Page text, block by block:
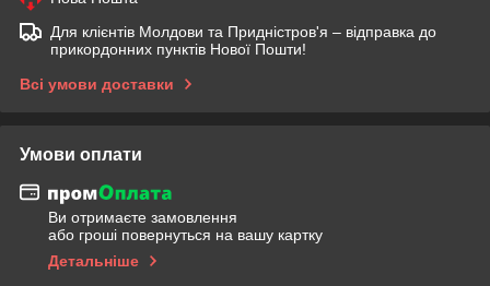
Для клієнтів Молдови та Придністров'я – відправка до
прикордонних пунктів Нової Пошти!
Всі умови доставки
Умови оплати
Ви отримаєте замовлення
або гроші повернуться на вашу картку
Детальніше